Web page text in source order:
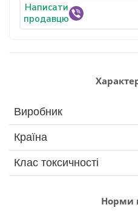
Написати
продавцю
Виробник
Країна
Клас токсичності
Норми